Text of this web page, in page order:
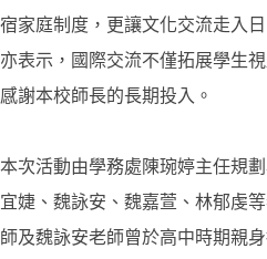
宿家庭制度，更讓文化交流走入
亦表示，國際交流不僅拓展學生
感謝本校師長的長期投入。
本次活動由學務處陳琬婷主任規
宜婕、魏詠安、魏嘉萱、林郁虔
師及魏詠安老師曾於高中時期親